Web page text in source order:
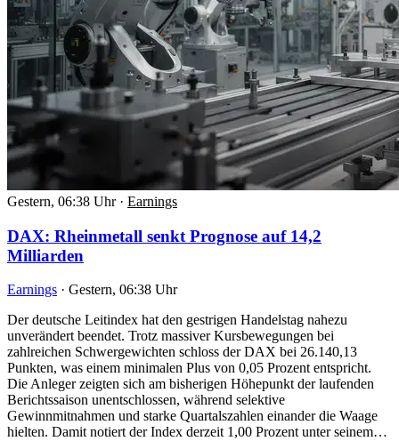
Gestern, 06:38 Uhr · Earnings
DAX: Rheinmetall senkt Prognose auf 14,2
Milliarden
Earnings · Gestern, 06:38 Uhr
Der deutsche Leitindex hat den gestrigen Handelstag nahezu
unverändert beendet. Trotz massiver Kursbewegungen bei
zahlreichen Schwergewichten schloss der DAX bei 26.140,13
Punkten, was einem minimalen Plus von 0,05 Prozent entspricht.
Die Anleger zeigten sich am bisherigen Höhepunkt der laufenden
Berichtssaison unentschlossen, während selektive
Gewinnmitnahmen und starke Quartalszahlen einander die Waage
hielten. Damit notiert der Index derzeit 1,00 Prozent unter seinem…